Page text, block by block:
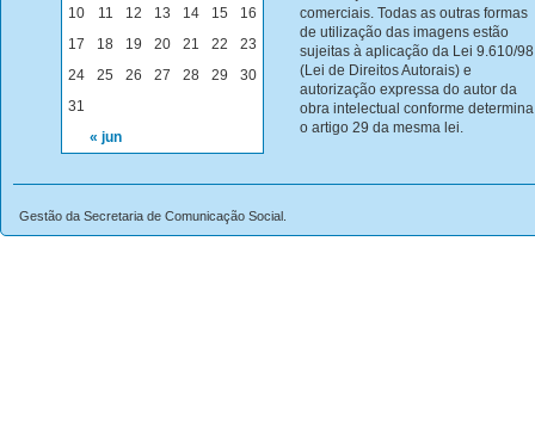
« jun
10
11 12 13 14 15
16
17
18 19 20 21 22
23
24
25 26 27 28 29
30
31
comerciais. Todas as outras formas
de utilização das imagens estão
sujeitas à aplicação da Lei 9.610/98
(Lei de Direitos Autorais) e
autorização expressa do autor da
obra intelectual conforme determina
o artigo 29 da mesma lei.
Gestão da Secretaria de Comunicação Social.